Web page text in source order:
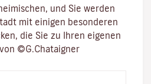
und Sie werden
mit einigen besonderen
die Sie zu Ihren eigenen
©G.Chataigner